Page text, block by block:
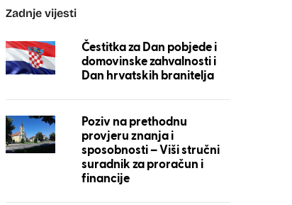
Zadnje vijesti
Čestitka za Dan pobjede i
domovinske zahvalnosti i
Dan hrvatskih branitelja
Poziv na prethodnu
provjeru znanja i
sposobnosti – Viši stručni
suradnik za proračun i
financije